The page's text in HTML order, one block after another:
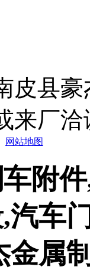
皮县
来厂洽
网站地图
附
汽车
金属